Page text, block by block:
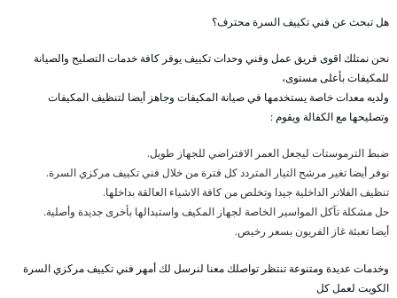
هل تبحث عن فني تكييف السرة محترف؟
نحن نمتلك اقوى فريق عمل وفني وحدات تكييف يوفر كافة خدمات التصليح والصيانة
للمكيفات بأعلى مستوى،
ولديه معدات خاصة يستخدمها في صيانة المكيفات وجاهز أيضا لتنظيف المكيفات
وتصليحها مع الكفالة ويقوم :
ضبط الترموستات ليجعل العمر الافتراضي للجهاز طويل.
نوفر أيضا تغير مرشح التيار المتردد كل فترة من خلال فني تكييف مركزي السرة.
تنظيف الفلاتر الداخلية جيدا وتخلص من كافة الاشياء العالقة بداخلها.
حل مشكلة تآكل المواسير الخاصة لجهاز المكيف واستبدالها بأخرى جديدة وأصلية.
أيضا تعبئة غاز الفريون بسعر رخيص.
وخدمات عديدة ومتنوعة تنتظر تواصلك معنا لنرسل لك أمهر فني تكييف مركزي السرة
الكويت لعمل كل